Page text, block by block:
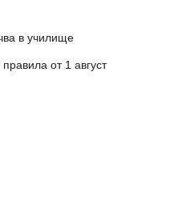
в училище
от 1 август